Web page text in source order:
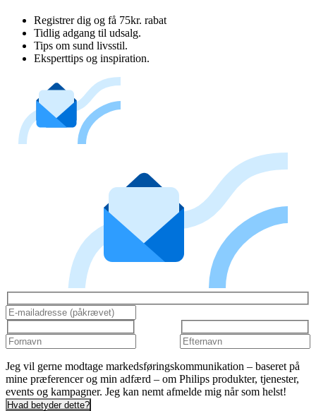
Registrer dig og få 75kr. rabat
Tidlig adgang til udsalg.
Tips om sund livsstil.
Eksperttips og inspiration.
Jeg vil gerne modtage markedsføringskommunikation – baseret på
mine præferencer og min adfærd – om Philips produkter, tjenester,
events og kampagner. Jeg kan nemt afmelde mig når som helst!
Hvad betyder dette?